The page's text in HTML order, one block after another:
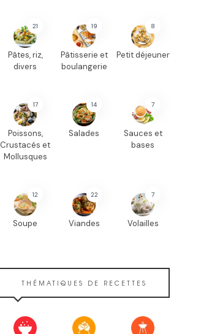
21
Pâtes, riz,
divers
19
Pâtisserie et
boulangerie
8
Petit déjeuner
17
Poissons,
Crustacés et
Mollusques
14
Salades
7
Sauces et
bases
12
Soupe
22
Viandes
7
Volailles
THÉMATIQUES DE RECETTES